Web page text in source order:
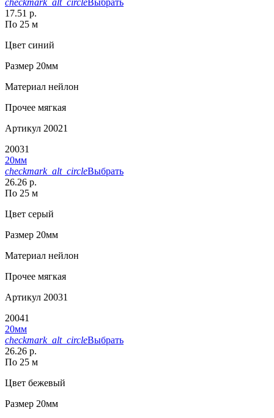
17.51 р.
По 25 м
Цвет синий
Размер 20мм
Материал нейлон
Прочее мягкая
Артикул 20021
20031
20мм
checkmark_alt_circleВыбрать
26.26 р.
По 25 м
Цвет серый
Размер 20мм
Материал нейлон
Прочее мягкая
Артикул 20031
20041
20мм
checkmark_alt_circleВыбрать
26.26 р.
По 25 м
Цвет бежевый
Размер 20мм